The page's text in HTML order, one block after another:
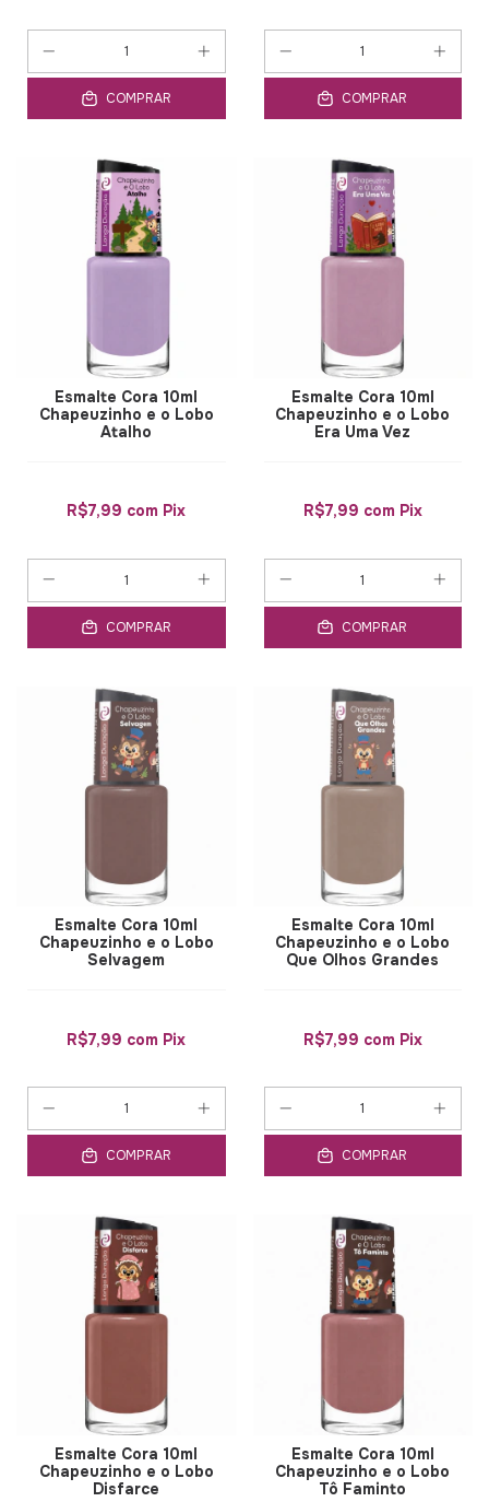
COMPRAR COMPRAR
Esmalte Cora 10ml
Chapeuzinho e o Lobo
Atalho
R$7,99 com Pix
COMPRAR
Esmalte Cora 10ml
Chapeuzinho e o Lobo
Era Uma Vez
R$7,99 com Pix
COMPRAR
Esmalte Cora 10ml
Chapeuzinho e o Lobo
Selvagem
R$7,99 com Pix
COMPRAR
Esmalte Cora 10ml
Chapeuzinho e o Lobo
Que Olhos Grandes
R$7,99 com Pix
COMPRAR
Esmalte Cora 10ml
Chapeuzinho e o Lobo
Disfarce
Esmalte Cora 10ml
Chapeuzinho e o Lobo
Tô Faminto